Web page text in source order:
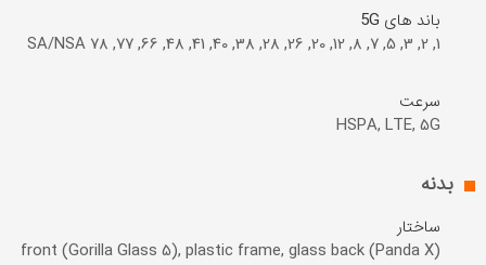
باند های 5G
1, 2, 3, 5, 7, 8, 12, 20, 26, 28, 38, 40, 41, 48, 66, 77, 78 SA/NSA
سرعت
HSPA, LTE, 5G
بدنه
ساختار
front (Gorilla Glass 5), plastic frame, glass back (Panda X)